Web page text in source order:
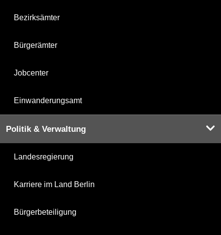
Bezirksämter
Bürgerämter
Jobcenter
Einwanderungsamt
Politik & Verwaltung
Landesregierung
Karriere im Land Berlin
Bürgerbeteiligung